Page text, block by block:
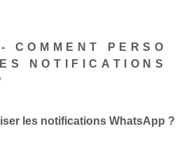
COMMENT PERSO
NOTIFICATIONS
les notifications WhatsApp ?